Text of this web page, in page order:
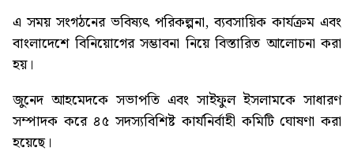
এ সময় সংগঠনের ভবিষ্যৎ পরিকল্পনা, ব্যবসায়িক কার্যক্রম এবং
বাংলাদেশে বিনিয়োগের সম্ভাবনা নিয়ে বিস্তারিত আলোচনা করা
হয়।
জুনেদ আহমেদকে সভাপতি এবং সাইফুল ইসলামকে সাধারণ
সম্পাদক করে ৪৫ সদস্যবিশিষ্ট কার্যনির্বাহী কমিটি ঘোষণা করা
হয়েছে।